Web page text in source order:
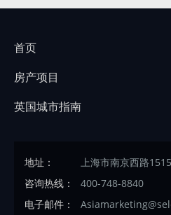
首页
房产项目
英国城市指南
地址：
上海市南京西路
咨询热线：
400-748-8840
电子邮件：